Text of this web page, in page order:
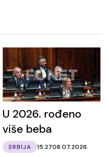
U 2026. rođeno
više beba
SRBIJA 15:2708.07.2026.